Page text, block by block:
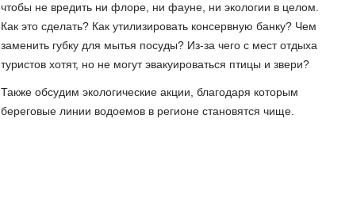
чтобы не вредить ни флоре, ни фауне, ни экологии в целом.
Как это сделать? Как утилизировать консервную банку? Чем
заменить губку для мытья посуды? Из-за чего с мест отдыха
туристов хотят, но не могут эвакуироваться птицы и звери?
Также обсудим экологические акции, благодаря которым
береговые линии водоемов в регионе становятся чище.